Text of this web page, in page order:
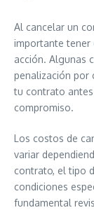
Al cancelar un
importante tener
acción. Algunas
penalización por
tu contrato
compromiso.
Los costos de
variar
contrato, el tipo
condiciones
fundamental